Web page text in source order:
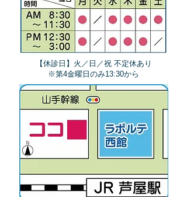
予約ページ
からどうぞ。
【休診日】火／日／祝 不定休あり
​※第4金曜日のみ13:30から